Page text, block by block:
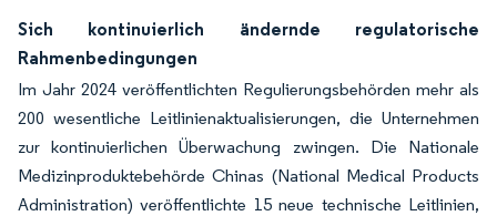
Sich kontinuierlich ändernde regulatorische
Rahmenbedingungen
Im Jahr 2024 veröffentlichten Regulierungsbehörden mehr als
200 wesentliche Leitlinienaktualisierungen, die Unternehmen
zur kontinuierlichen Überwachung zwingen. Die Nationale
Medizinproduktebehörde Chinas (National Medical Products
Administration) veröffentlichte 15 neue technische Leitlinien,